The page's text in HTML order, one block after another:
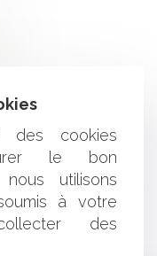
ou a changé
ci-dessous :
des cookies
le bon
utilisons
à votre
des